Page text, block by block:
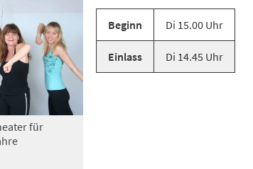
für
Beginn Di 15.00 Uhr
Einlass Di 14.45 Uhr